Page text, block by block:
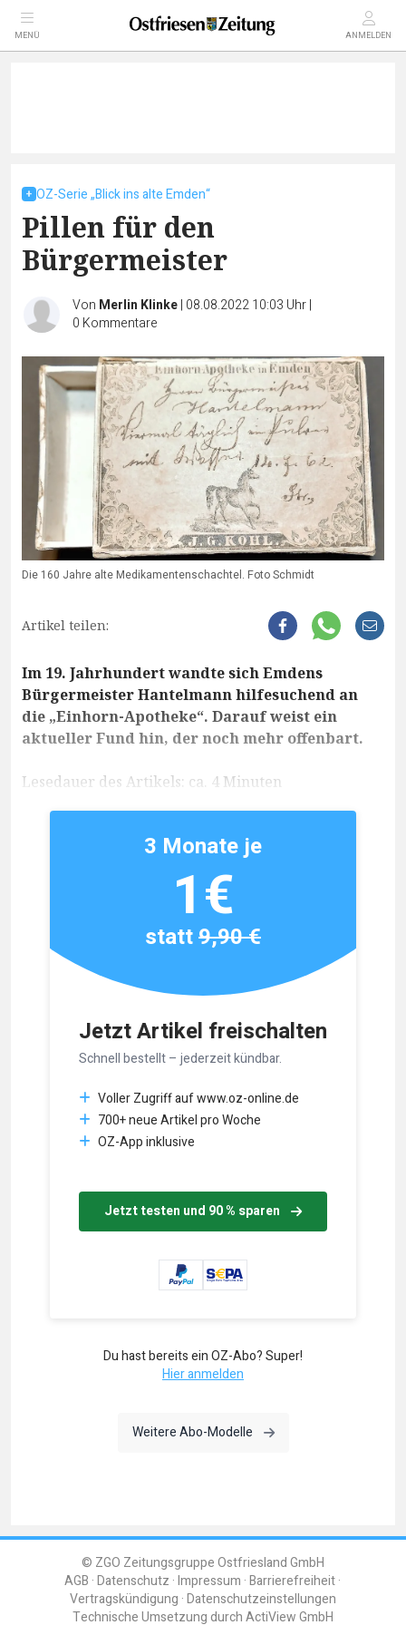
MENÜ ANMELDEN
OZ-Serie „Blick ins alte Emden“
Pillen für den
Bürgermeister
Von Merlin Klinke| 08.08.2022 10:03 Uhr|
0 Kommentare
Die 160 Jahre alte Medikamentenschachtel. Foto Schmidt
Artikel teilen:
Im 19. Jahrhundert wandte sich Emdens
Bürgermeister Hantelmann hilfesuchend an
die „Einhorn-Apotheke“. Darauf weist ein
aktueller Fund hin, der noch mehr offenbart.
Lesedauer des Artikels: ca. 4 Minuten
Jetzt Artikel freischalten
Schnell bestellt – jederzeit kündbar.
Voller Zugriff auf www.oz-online.de
700+ neue Artikel pro Woche
OZ-App inklusive
Jetzt testen und 90 % sparen
3 Monate je
1€
statt9,90 €
Du hast bereits ein OZ-Abo? Super!
Hier anmelden
Weitere Abo-Modelle
© ZGO Zeitungsgruppe Ostfriesland GmbH
AGB Datenschutz Impressum Barrierefreiheit
Vertragskündigung Datenschutzeinstellungen
Technische Umsetzung durchActiView GmbH